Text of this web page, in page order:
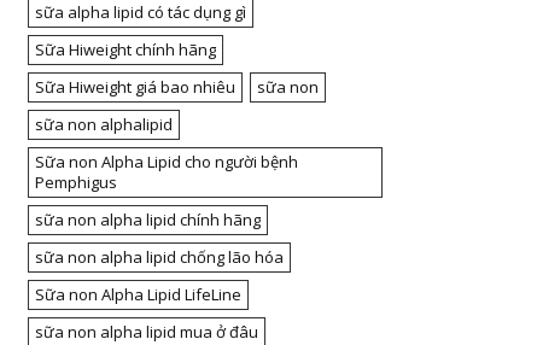
sữa alpha lipid có tác dụng gì
Sữa Hiweight chính hãng
Sữa Hiweight giá bao nhiêu
sữa non
sữa non alphalipid
Sữa non Alpha Lipid cho người bệnh
Pemphigus
sữa non alpha lipid chính hãng
sữa non alpha lipid chống lão hóa
Sữa non Alpha Lipid LifeLine
sữa non alpha lipid mua ở đâu